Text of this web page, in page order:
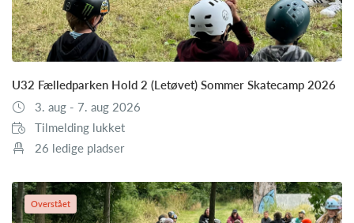
U32 Fælledparken Hold 2 (Letøvet) Sommer Skatecamp 2026
3. aug - 7. aug 2026
Tilmelding lukket
26 ledige pladser
Overstået